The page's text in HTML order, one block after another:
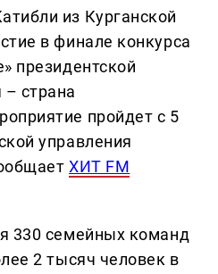
из Курганской
в финале конкурса
президентской
страна
пройдет с 5
управления
ХИТ FM
330 семейных команд
2 тысяч человек в